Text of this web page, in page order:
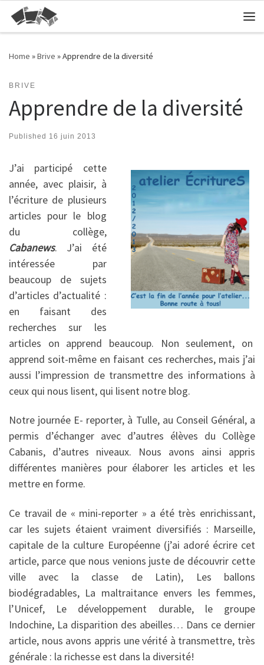
Skip to content
Home »Brive »Apprendre de la diversité
BRIVE
Apprendre de la diversité
Published 16 juin 2013
J’ai participé cette
année, avec plaisir, à
l’écriture de plusieurs
articles pour le blog
du collège,
Cabanews. J’ai été
intéressée par
beaucoup de sujets
d’articles d’actualité :
en faisant des
recherches sur les
articles on apprend beaucoup. Non seulement, on
apprend soit-même en faisant ces recherches, mais j’ai
aussi l’impression de transmettre des informations à
ceux qui nous lisent, qui lisent notre blog.
Notre journée E- reporter, à Tulle, au Conseil Général, a
permis d’échanger avec d’autres élèves du Collège
Cabanis, d’autres niveaux. Nous avons ainsi appris
différentes manières pour élaborer les articles et les
mettre en forme.
Ce travail de « mini-reporter » a été très enrichissant,
car les sujets étaient vraiment diversifiés : Marseille,
capitale de la culture Européenne (j’ai adoré écrire cet
article, parce que nous venions juste de découvrir cette
ville avec la classe de Latin), Les ballons
biodégradables, La maltraitance envers les femmes,
l’Unicef, Le développement durable, le groupe
Indochine, La disparition des abeilles… Dans ce dernier
article, nous avons appris une vérité à transmettre, très
générale : la richesse est dans la diversité!